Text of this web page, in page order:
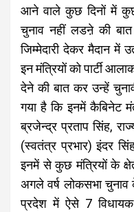
आने वाले कुछ दिनों में
चुनाव नहीं लडऩे की
जिम्मेदारी देकर मैदान में
इन मंत्रियों को पार्टी
देने की बात कर उन्हें
गया है कि इनमें कैबिनेट
ब्रजेन्द्र प्रताप सिंह,
(स्वतंत्र प्रभार) इंदर
इनमें से कुछ मंत्रियों के
अगले वर्ष लोकसभा चुनाव
प्रदेश में ऐसे 7